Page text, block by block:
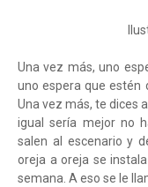
Una vez más, uno
uno espera que estén
Una vez más, te dices
igual sería mejor no
salen al escenario y
oreja a oreja se
semana. A eso se le